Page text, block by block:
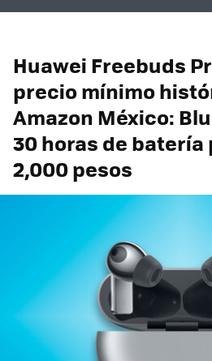
Huawei Freebuds
precio mínimo
Amazon México:
30 horas de batería
2,000 pesos